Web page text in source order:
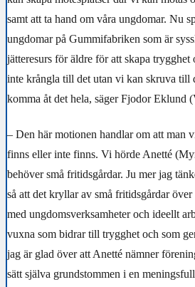
samt att ta hand om våra ungdomar. Nu
ungdomar på Gummifabriken som är
jätteresurs för äldre för att skapa
inte krångla till det utan vi kan skruva till
komma åt det hela, säger Fjodor Eklund
– Den här motionen handlar om att man
finns eller inte finns. Vi hörde Anetté
behöver små fritidsgårdar. Ju mer jag
så att det kryllar av små fritidsgårdar
med ungdomsverksamheter och ideellt
vuxna som bidrar till trygghet och som
jag är glad över att Anetté nämner
sätt själva grundstommen i en